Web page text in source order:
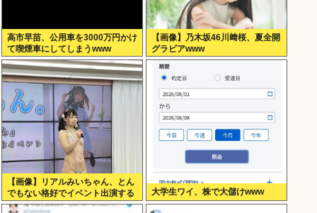
高市早苗、公用車を3000万円かけ
て喫煙車にしてしまうwww
【画像】乃木坂46川﨑桜、夏全開
グラビアwww
【画像】リアルみいちゃん、とん
でもない格好でイベント出演する
www
大学生ワイ、株で大儲けwww